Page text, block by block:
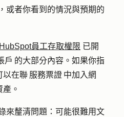
或者你看到的情況與預期的
HubSpot員工存取權限 已開
戶 的大部分內容。如果你指
在聯 服務票證 中加入網
。
來釐清問題： 可能很難用文